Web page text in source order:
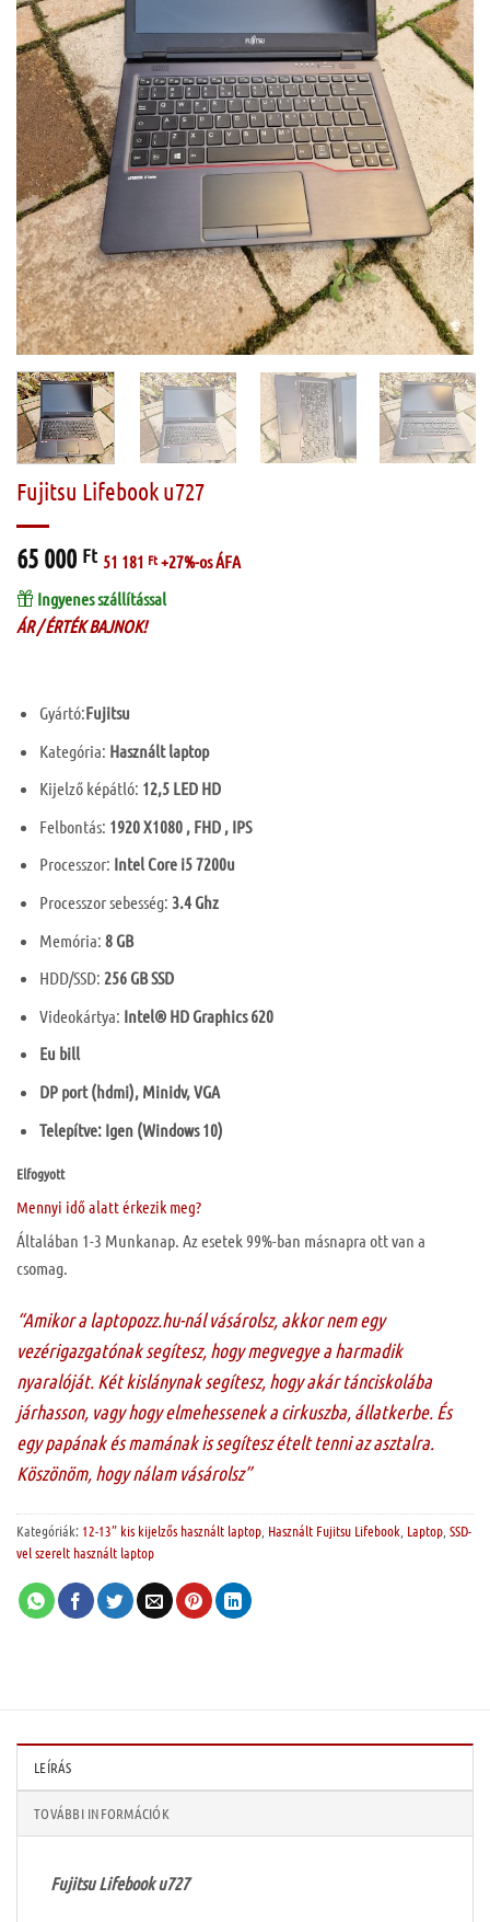
Fujitsu Lifebook u727
65 000 Ft 51 181 Ft+27%-os ÁFA
Ingyenes szállítással
ÁR / ÉRTÉK BAJNOK!
Gyártó:Fujitsu
Kategória: Használt laptop
Kijelző képátló: 12,5 LED HD
Felbontás: 1920 X1080 , FHD , IPS
Processzor: Intel Core i5 7200u
Processzor sebesség: 3.4 Ghz
Memória: 8 GB
HDD/SSD: 256 GB SSD
Videokártya: Intel® HD Graphics 620
Eu bill
DP port (hdmi), Minidv, VGA
Telepítve: Igen (Windows 10)
Elfogyott
Mennyi idő alatt érkezik meg?
Általában 1-3 Munkanap. Az esetek 99%-ban másnapra ott van a
csomag.
“Amikor a laptopozz.hu-nál vásárolsz, akkor nem egy
vezérigazgatónak segítesz, hogy megvegye a harmadik
nyaralóját. Két kislánynak segítesz, hogy akár tánciskolába
járhasson, vagy hogy elmehessenek a cirkuszba, állatkerbe. És
egy papának és mamának is segítesz ételt tenni az asztalra.
Köszönöm, hogy nálam vásárolsz”
Kategóriák: 12-13” kis kijelzős használt laptop Használt Fujitsu Lifebook Laptop SSD-
vel szerelt használt laptop
LEÍRÁS
TOVÁBBI INFORMÁCIÓK
Fujitsu Lifebook u727